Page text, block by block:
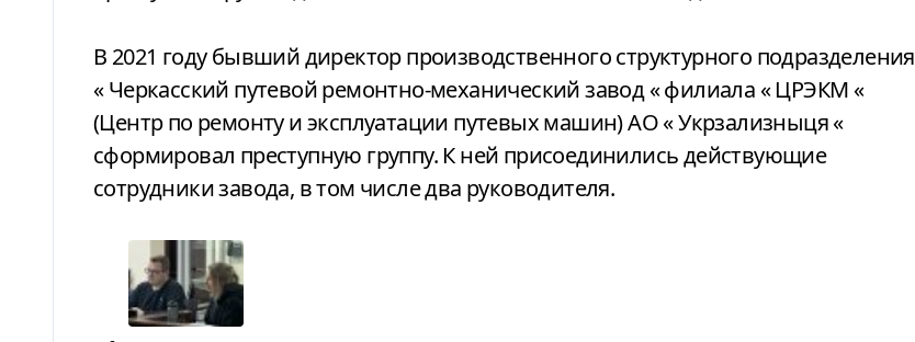
В 2021 году бывший директор производственного структурного подразделения
«Черкасский путевой ремонтно-механический завод«филиала«ЦРЭКМ«
(Центр по ремонту и эксплуатации путевых машин) АО«Укрзализныця«
сформировал преступную группу. К ней присоединились действующие
сотрудники завода, в том числе два руководителя.